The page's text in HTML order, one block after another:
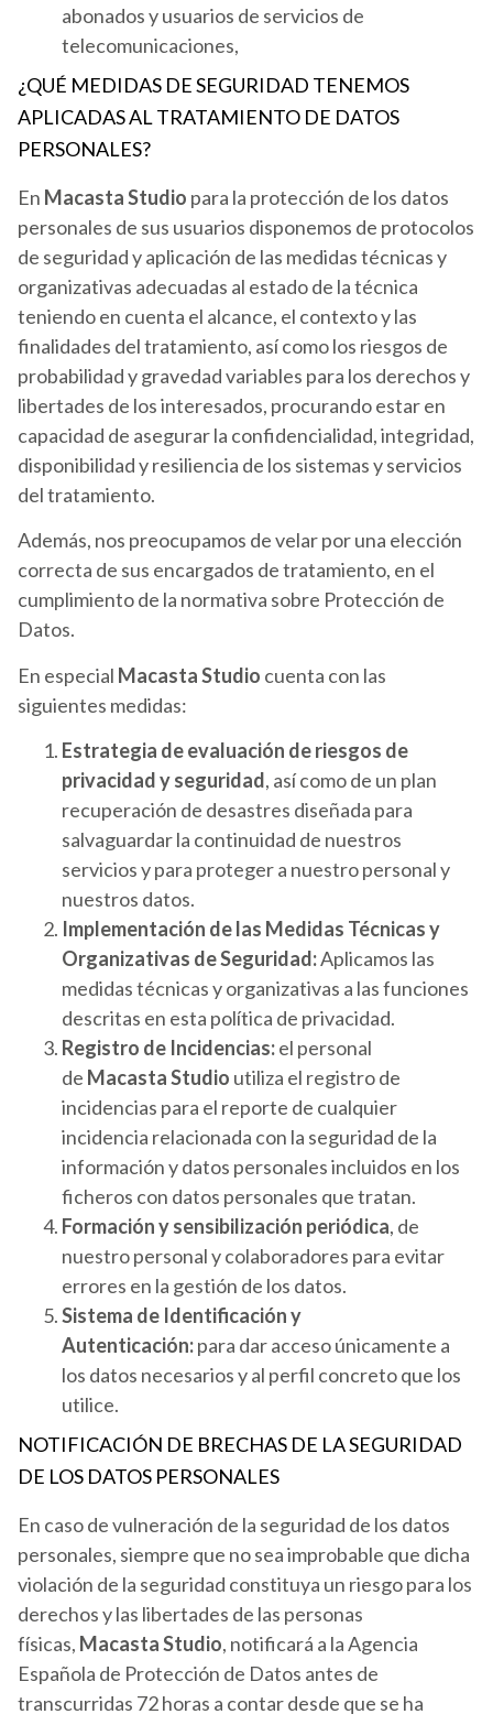
abonados y usuarios de servicios de
telecomunicaciones,
¿QUÉ MEDIDAS DE SEGURIDAD TENEMOS
APLICADAS AL TRATAMIENTO DE DATOS
PERSONALES?
En Macasta Studio para la protección de los datos
personales de sus usuarios disponemos de protocolos
de seguridad y aplicación de las medidas técnicas y
organizativas adecuadas al estado de la técnica
teniendo en cuenta el alcance, el contexto y las
finalidades del tratamiento, así como los riesgos de
probabilidad y gravedad variables para los derechos y
libertades de los interesados, procurando estar en
capacidad de asegurar la confidencialidad, integridad,
disponibilidad y resiliencia de los sistemas y servicios
del tratamiento.
Además, nos preocupamos de velar por una elección
correcta de sus encargados de tratamiento, en el
cumplimiento de la normativa sobre Protección de
Datos.
En especial Macasta Studio cuenta con las
siguientes medidas:
Estrategia de evaluación de riesgos de
privacidad y seguridad, así como de un plan
recuperación de desastres diseñada para
salvaguardar la continuidad de nuestros
servicios y para proteger a nuestro personal y
nuestros datos.
Implementación de las Medidas Técnicas y
Organizativas de Seguridad:Aplicamos las
medidas técnicas y organizativas a las funciones
descritas en esta política de privacidad.
Registro de Incidencias:el personal
de Macasta Studio utiliza el registro de
incidencias para el reporte de cualquier
incidencia relacionada con la seguridad de la
información y datos personales incluidos en los
ficheros con datos personales que tratan.
Formación y sensibilización periódica, de
nuestro personal y colaboradores para evitar
errores en la gestión de los datos.
Sistema de Identificación y
Autenticación:para dar acceso únicamente a
los datos necesarios y al perfil concreto que los
utilice.
NOTIFICACIÓN DE BRECHAS DE LA SEGURIDAD
DE LOS DATOS PERSONALES
En caso de vulneración de la seguridad de los datos
personales, siempre que no sea improbable que dicha
violación de la seguridad constituya un riesgo para los
derechos y las libertades de las personas
físicas, Macasta Studio, notificará a la Agencia
Española de Protección de Datos antes de
transcurridas 72 horas a contar desde que se ha